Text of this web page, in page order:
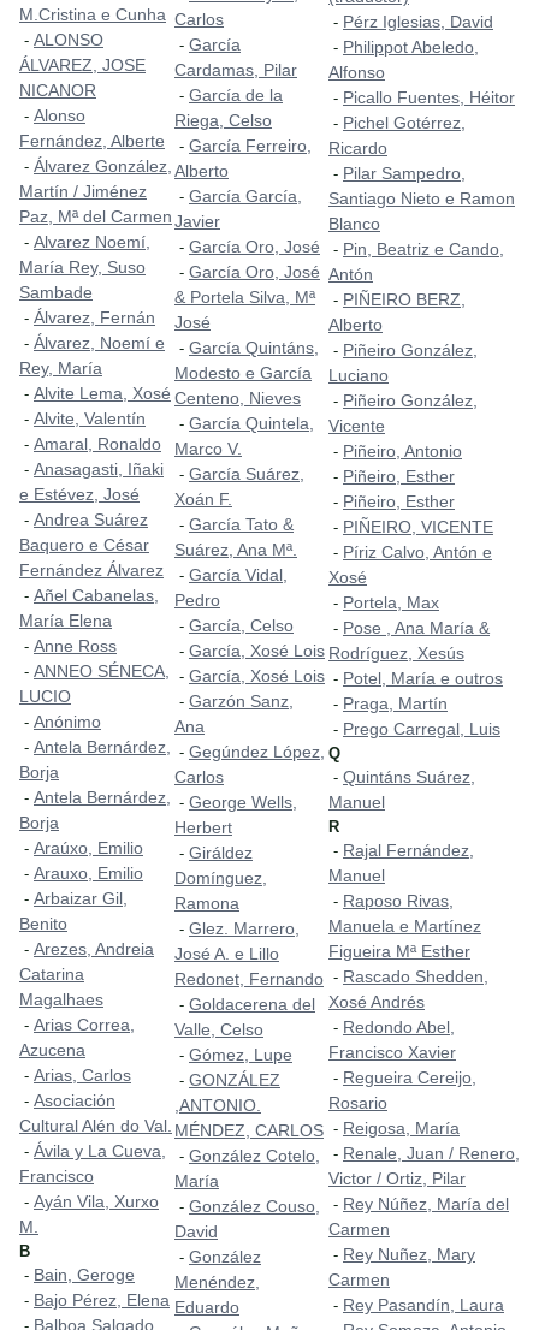
M.Cristina e Cunha
- ALONSO
ÁLVAREZ, JOSE
NICANOR
- Alonso
Fernández, Alberte
- Álvarez González,
Martín / Jiménez
Paz, Mª del Carmen
- Alvarez Noemí,
María Rey, Suso
Sambade
- Álvarez, Fernán
- Álvarez, Noemí e
Rey, María
- Alvite Lema, Xosé
- Alvite, Valentín
- Amaral, Ronaldo
- Anasagasti, Iñaki
e Estévez, José
- Andrea Suárez
Baquero e César
Fernández Álvarez
- Añel Cabanelas,
María Elena
- Anne Ross
- ANNEO SÉNECA,
LUCIO
- Anónimo
- Antela Bernárdez,
Borja
- Antela Bernárdez,
Borja
- Araúxo, Emilio
- Arauxo, Emilio
- Arbaizar Gil,
Benito
- Arezes, Andreia
Catarina
Magalhaes
- Arias Correa,
Azucena
- Arias, Carlos
- Asociación
Cultural Alén do Val.
- Ávila y La Cueva,
Francisco
- Ayán Vila, Xurxo
M.
B
- Bain, Geroge
- Bajo Pérez, Elena
- Balboa Salgado,
Carlos
- García
Cardamas, Pilar
- García de la
Riega, Celso
- García Ferreiro,
Alberto
- García García,
Javier
- García Oro, José
- García Oro, José
& Portela Silva, Mª
José
- García Quintáns,
Modesto e García
Centeno, Nieves
- García Quintela,
Marco V.
- García Suárez,
Xoán F.
- García Tato &
Suárez, Ana Mª.
- García Vidal,
Pedro
- García, Celso
- García, Xosé Lois
- García, Xosé Lois
- Garzón Sanz,
Ana
- Gegúndez López,
Carlos
- George Wells,
Herbert
- Giráldez
Domínguez,
Ramona
- Glez. Marrero,
José A. e Lillo
Redonet, Fernando
- Goldacerena del
Valle, Celso
- Gómez, Lupe
- GONZÁLEZ
,ANTONIO.
MÉNDEZ, CARLOS
- González Cotelo,
María
- González Couso,
David
- González
Menéndez,
Eduardo
- Pérz Iglesias, David
- Philippot Abeledo,
Alfonso
- Picallo Fuentes, Héitor
- Pichel Gotérrez,
Ricardo
- Pilar Sampedro,
Santiago Nieto e Ramon
Blanco
- Pin, Beatriz e Cando,
Antón
- PIÑEIRO BERZ,
Alberto
- Piñeiro González,
Luciano
- Piñeiro González,
Vicente
- Piñeiro, Antonio
- Piñeiro, Esther
- Piñeiro, Esther
- PIÑEIRO, VICENTE
- Píriz Calvo, Antón e
Xosé
- Portela, Max
- Pose , Ana María &
Rodríguez, Xesús
- Potel, María e outros
- Praga, Martín
- Prego Carregal, Luis
Q
- Quintáns Suárez,
Manuel
R
- Rajal Fernández,
Manuel
- Raposo Rivas,
Manuela e Martínez
Figueira Mª Esther
- Rascado Shedden,
Xosé Andrés
- Redondo Abel,
Francisco Xavier
- Regueira Cereijo,
Rosario
- Reigosa, María
- Renale, Juan / Renero,
Victor / Ortiz, Pilar
- Rey Núñez, María del
Carmen
- Rey Nuñez, Mary
Carmen
- Rey Pasandín, Laura